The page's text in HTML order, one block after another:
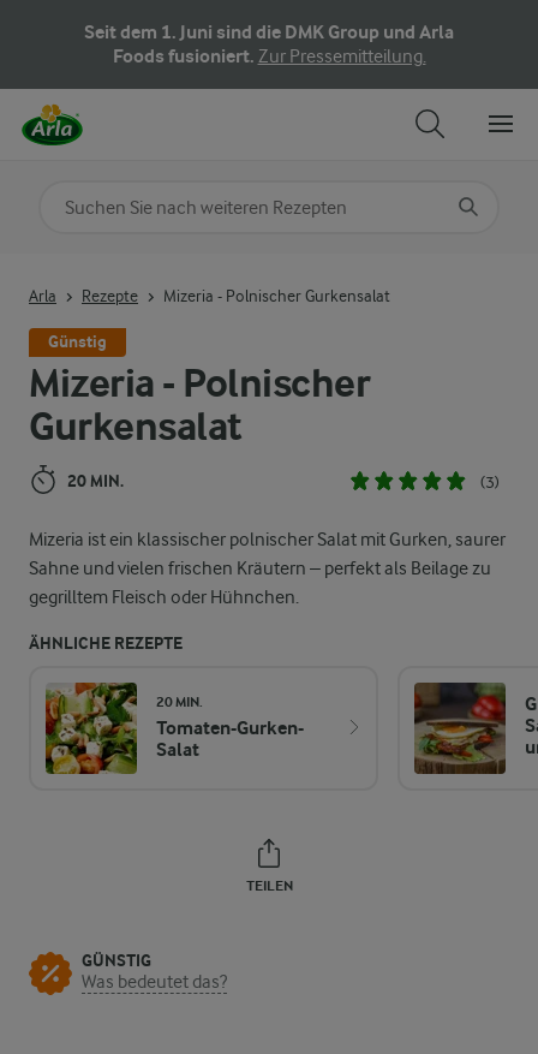
Seit dem 1. Juni sind die DMK Group und Arla
Foods fusioniert. Zur Pressemitteilung.
Mizeria - Polnischer
Gurkensalat
20 MIN. (3)
Mizeria ist ein klassischer polnischer Salat mit Gurken, saurer
Sahne und vielen frischen Kräutern – perfekt als Beilage zu
gegrilltem Fleisch oder Hühnchen.
ÄHNLICHE REZEPTE
20 MIN.
Tomaten-Gurken-
Salat
TEILEN
GÜNSTIG
Was bedeutet das?
Arla Rezepte Mizeria - Polnischer Gurkensalat
Günstig
Nach Kategorie suchen